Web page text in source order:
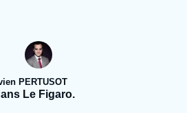
Recherches fréquentes
Proche-Orient
PERTUSOT
Le Figaro.